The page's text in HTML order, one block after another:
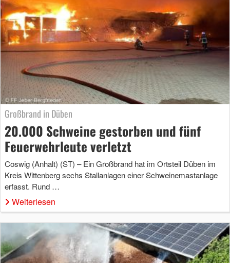
Großbrand in Düben
20.000 Schweine gestorben und fünf
Feuerwehrleute verletzt
Coswig (Anhalt) (ST) – Ein Großbrand hat im Ortsteil Düben im
Kreis Wittenberg sechs Stallanlagen einer Schweinemastanlage
erfasst. Rund …
Weiterlesen